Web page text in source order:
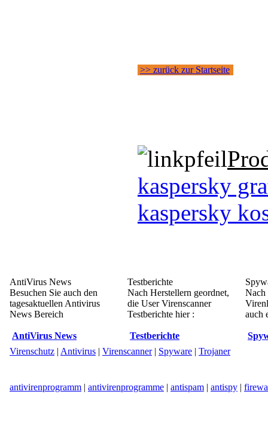
>> zurück zur Startseite
kaspersky
kaspersky
AntiVirus News
Besuchen Sie auch den
tagesaktuellen Antivirus
News Bereich
AntiVirus News
Testberichte
Nach Herstellern geordnet,
die User Virenscanner
Testberichte hier :
Testberichte
Nach
auch
Virenschutz | Antivirus | Virenscanner| Spyware | Trojaner
antivirenprogramm | antivirenprogramme | antispam | antispy |